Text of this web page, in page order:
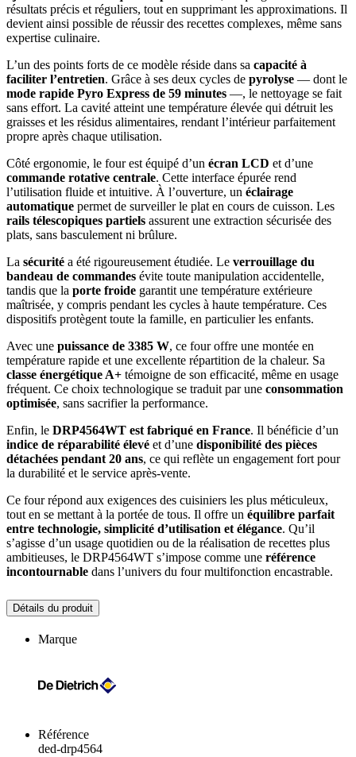
résultats précis et réguliers, tout en supprimant les approximations. Il
devient ainsi possible de réussir des recettes complexes, même sans
expertise culinaire.
L’un des points forts de ce modèle réside dans sa capacité à
faciliter l’entretien. Grâce à ses deux cycles de pyrolyse — dont le
mode rapide Pyro Express de 59 minutes —, le nettoyage se fait
sans effort. La cavité atteint une température élevée qui détruit les
graisses et les résidus alimentaires, rendant l’intérieur parfaitement
propre après chaque utilisation.
Côté ergonomie, le four est équipé d’un écran LCD et d’une
commande rotative centrale. Cette interface épurée rend
l’utilisation fluide et intuitive. À l’ouverture, un éclairage
automatique permet de surveiller le plat en cours de cuisson. Les
rails télescopiques partiels assurent une extraction sécurisée des
plats, sans basculement ni brûlure.
La sécurité a été rigoureusement étudiée. Le verrouillage du
bandeau de commandes évite toute manipulation accidentelle,
tandis que la porte froide garantit une température extérieure
maîtrisée, y compris pendant les cycles à haute température. Ces
dispositifs protègent toute la famille, en particulier les enfants.
Avec une puissance de 3385 W, ce four offre une montée en
température rapide et une excellente répartition de la chaleur. Sa
classe énergétique A+ témoigne de son efficacité, même en usage
fréquent. Ce choix technologique se traduit par une consommation
optimisée, sans sacrifier la performance.
Enfin, le DRP4564WT est fabriqué en France. Il bénéficie d’un
indice de réparabilité élevé et d’une disponibilité des pièces
détachées pendant 20 ans, ce qui reflète un engagement fort pour
la durabilité et le service après-vente.
Ce four répond aux exigences des cuisiniers les plus méticuleux,
tout en se mettant à la portée de tous. Il offre un équilibre parfait
entre technologie, simplicité d’utilisation et élégance. Qu’il
s’agisse d’un usage quotidien ou de la réalisation de recettes plus
ambitieuses, le DRP4564WT s’impose comme une référence
incontournable dans l’univers du four multifonction encastrable.
Détails du produit
Marque
Référence
ded-drp4564